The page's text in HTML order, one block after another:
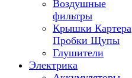
Воздушные
фильтры
Крышки Картера
Пробки Щупы
Глушители
Электрика